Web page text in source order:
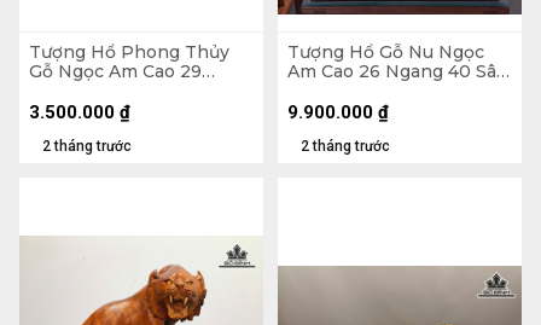
Tượng Hổ Phong Thủy
Gỗ Ngọc Am Cao 29
7kg
2 tháng trước
3.500.000 ₫
Tượng Hổ Gỗ Nu Ngọc
Am Cao 26 Ngang 40 Sâu
x 26 (cm)
2 tháng trước
9.900.000 ₫